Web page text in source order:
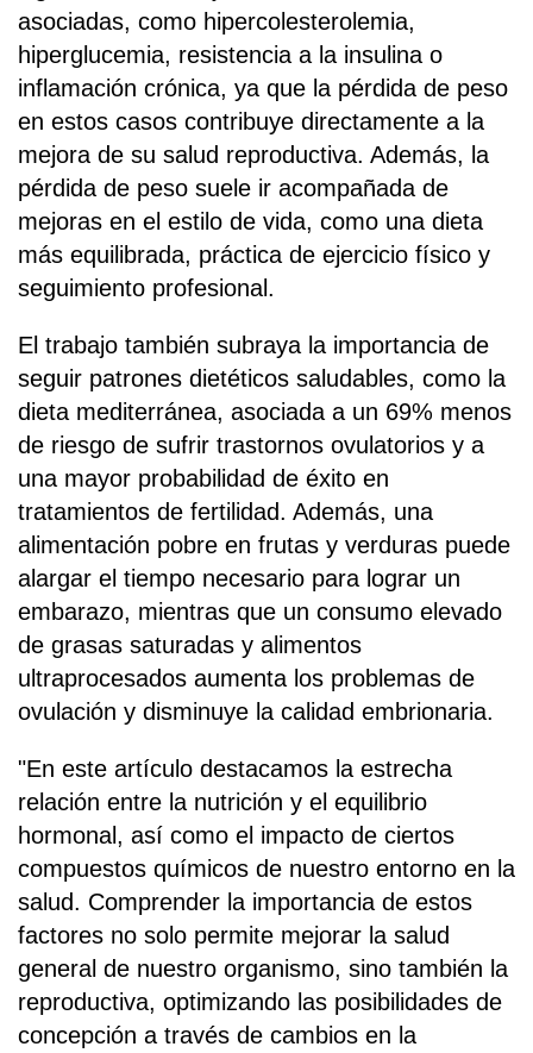
asociadas, como hipercolesterolemia,
hiperglucemia, resistencia a la insulina o
inflamación crónica, ya que la pérdida de peso
en estos casos contribuye directamente a la
mejora de su salud reproductiva. Además, la
pérdida de peso suele ir acompañada de
mejoras en el estilo de vida, como una dieta
más equilibrada, práctica de ejercicio físico y
seguimiento profesional.
El trabajo también subraya la importancia de
seguir patrones dietéticos saludables, como la
dieta mediterránea, asociada a un 69% menos
de riesgo de sufrir trastornos ovulatorios y a
una mayor probabilidad de éxito en
tratamientos de fertilidad. Además, una
alimentación pobre en frutas y verduras puede
alargar el tiempo necesario para lograr un
embarazo, mientras que un consumo elevado
de grasas saturadas y alimentos
ultraprocesados aumenta los problemas de
ovulación y disminuye la calidad embrionaria.
"En este artículo destacamos la estrecha
relación entre la nutrición y el equilibrio
hormonal, así como el impacto de ciertos
compuestos químicos de nuestro entorno en la
salud. Comprender la importancia de estos
factores no solo permite mejorar la salud
general de nuestro organismo, sino también la
reproductiva, optimizando las posibilidades de
concepción a través de cambios en la